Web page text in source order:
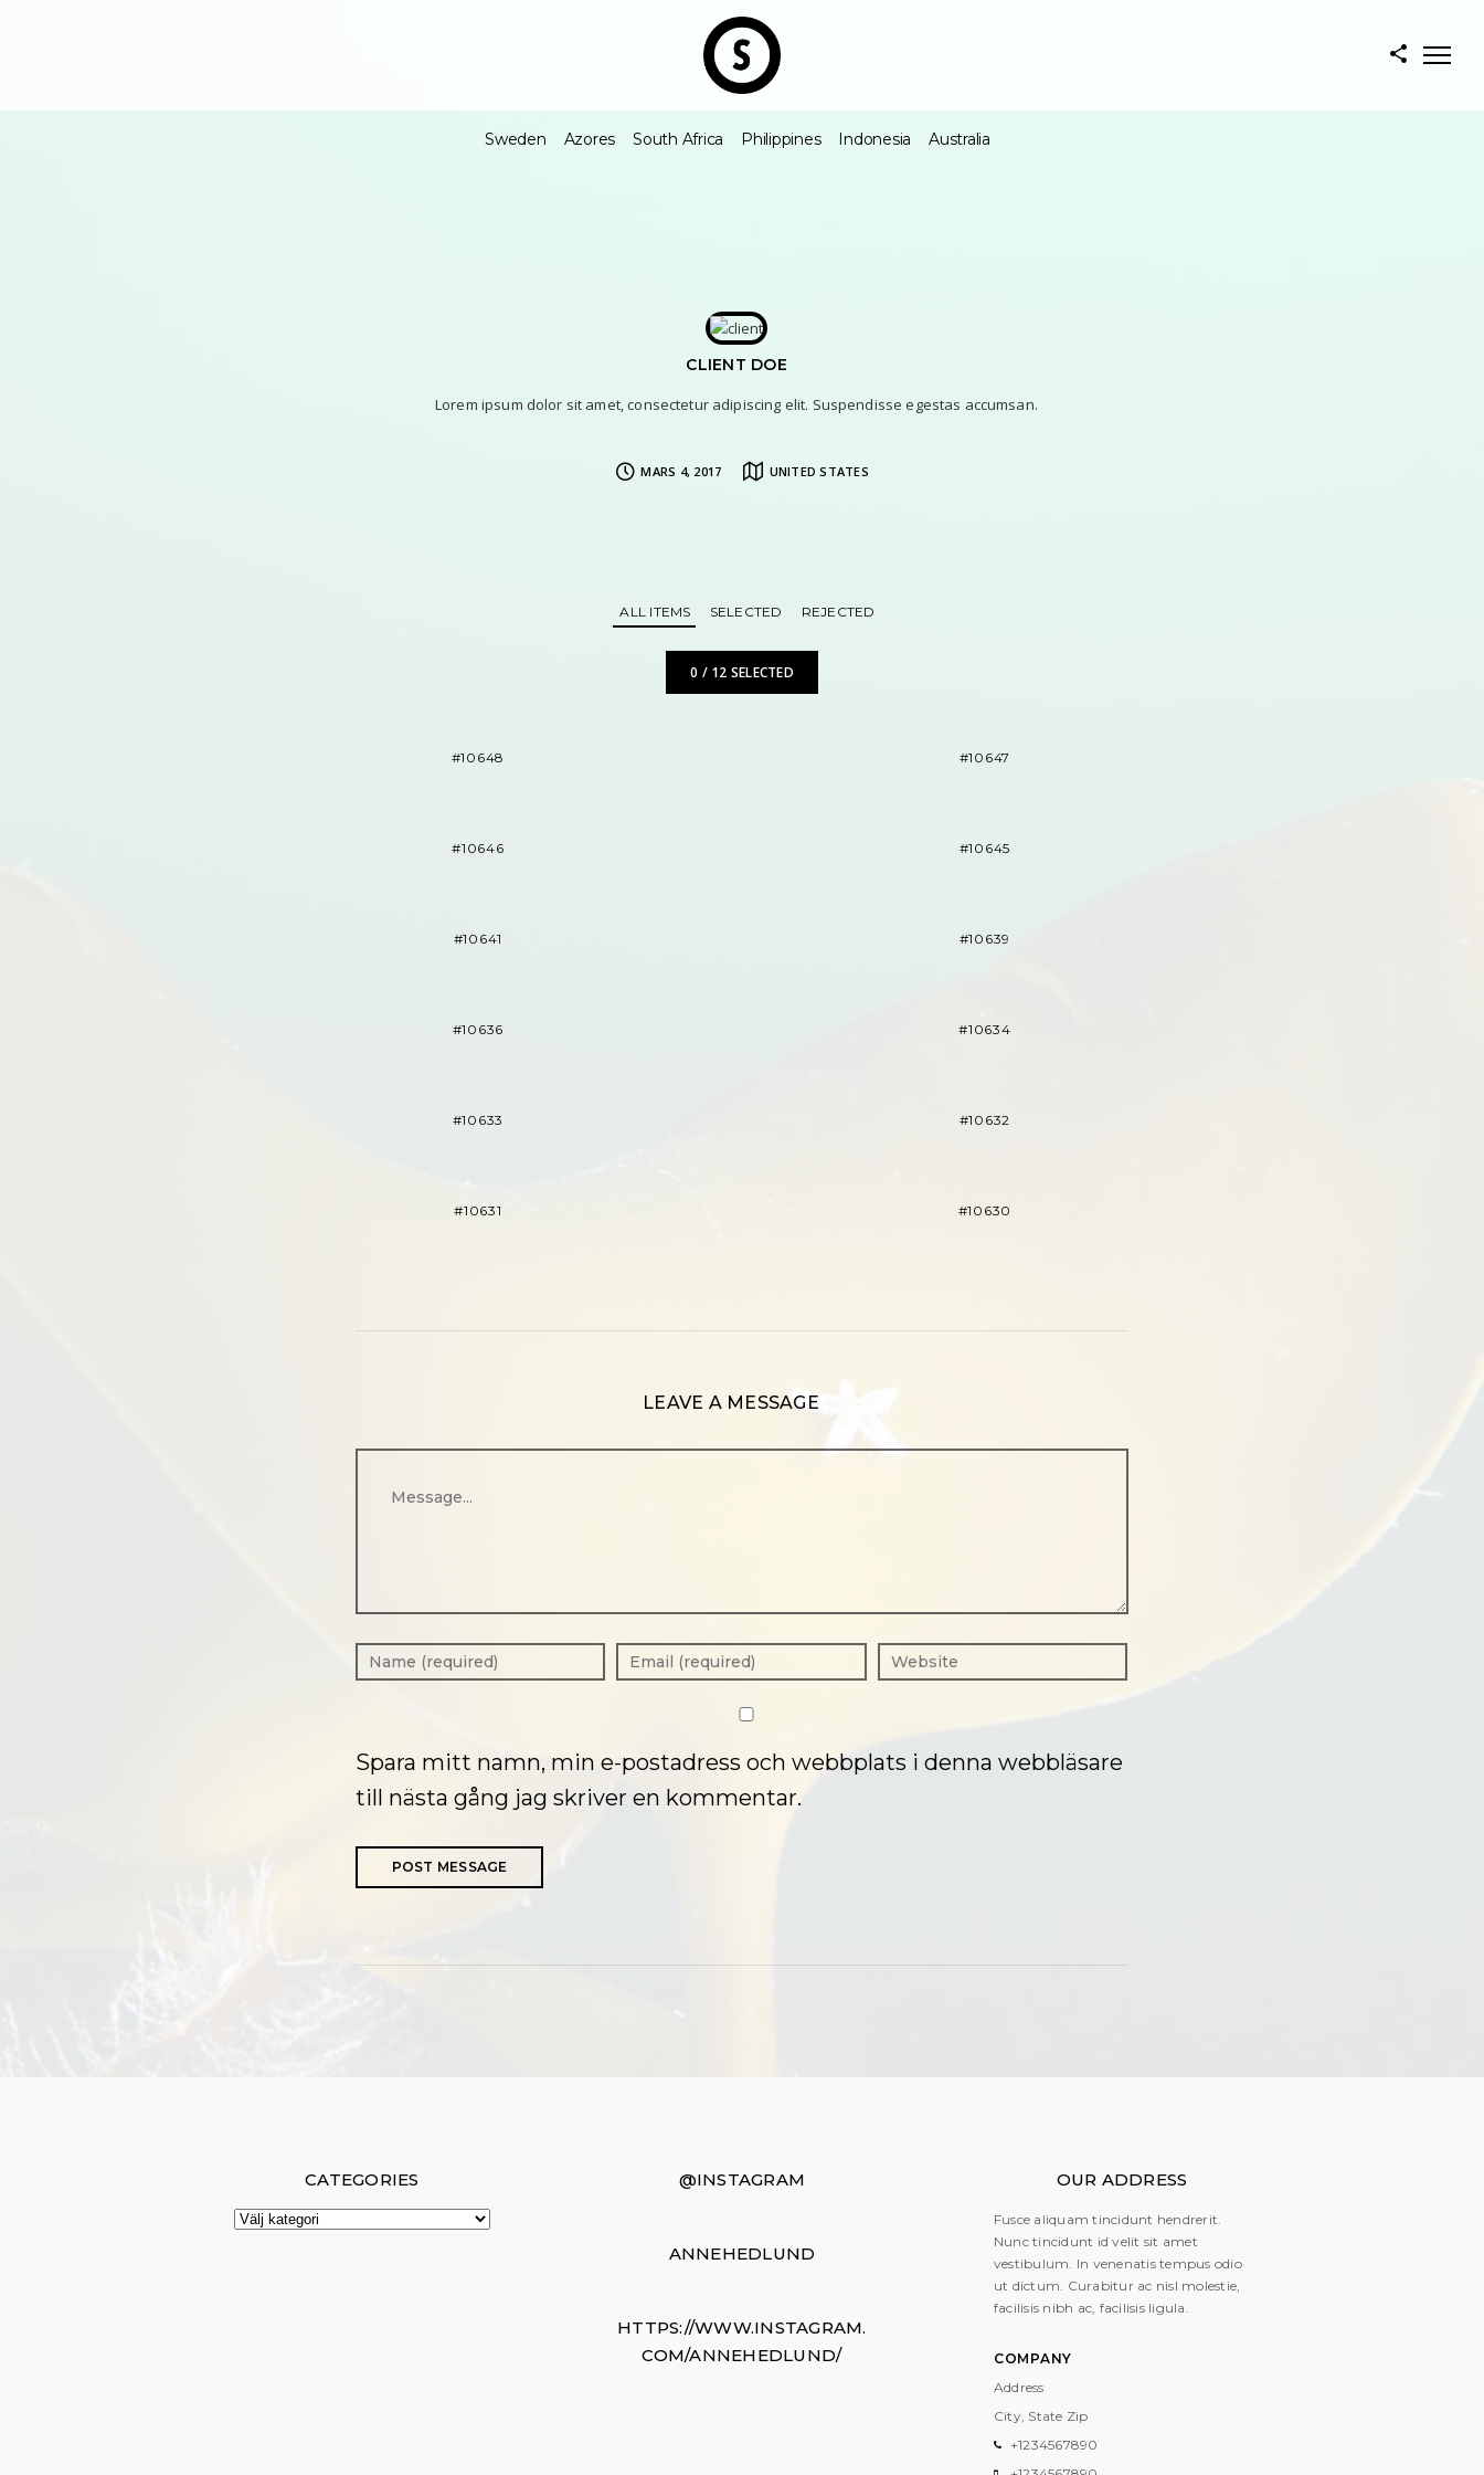
Sweden Azores South Africa Philippines Indonesia Australia
CLIENT DOE
Lorem ipsum dolor sit amet, consectetur adipiscing elit. Suspendisse egestas accumsan.
MARS 4, 2017 UNITED STATES
ALL ITEMS SELECTED REJECTED
0 / 12 SELECTED
#10648 #10647
#10646 #10645
#10641 #10639
#10636 #10634
#10633 #10632
#10631 #10630
LEAVE A MESSAGE
Spara mitt namn, min e-postadress och webbplats i denna webbläsare
till nästa gång jag skriver en kommentar.
CATEGORIES
Categories
@INSTAGRAM
ANNEHEDLUND
HTTPS://WWW.INSTAGRAM.
COM/ANNEHEDLUND/
OUR ADDRESS
Fusce aliquam tincidunt hendrerit.
Nunc tincidunt id velit sit amet
vestibulum. In venenatis tempus odio
ut dictum. Curabitur ac nisl molestie,
facilisis nibh ac, facilisis ligula.
COMPANY
Address
City, State Zip
+1234567890